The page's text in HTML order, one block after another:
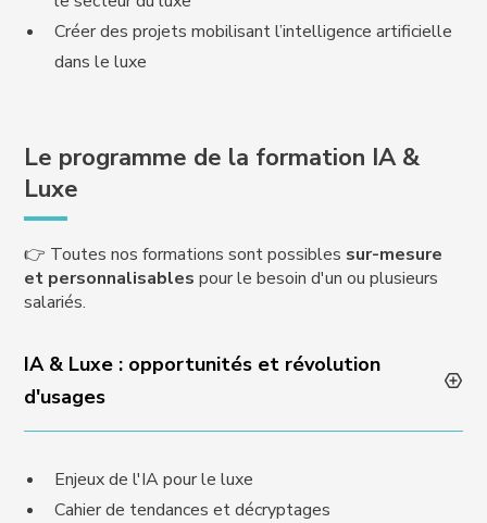
Créer des projets mobilisant l’intelligence artificielle
dans le luxe
Le programme de la formation IA &
Luxe
👉 Toutes nos formations sont possibles sur-mesure
et personnalisables pour le besoin d'un ou plusieurs
salariés.
IA & Luxe : opportunités et révolution
d'usages
Enjeux de l'IA pour le luxe
Cahier de tendances et décryptages